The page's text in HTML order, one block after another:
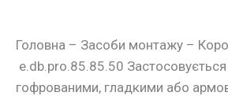
Головна – Засоби монтажу –
e.db.pro.85.85.50 Застосовується
гофрованими, гладкими або